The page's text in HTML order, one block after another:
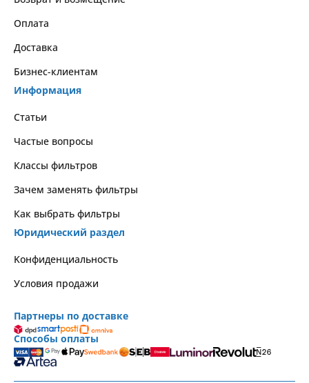
Оплата
Доставка
Бизнес-клиентам
Информация
Статьи
Частые вопросы
Классы фильтров
Зачем заменять фильтры
Как выбрать фильтры
Юридический раздел
Kонфиденциальность
Условия продажи
Партнеры по доставке
Способы оплаты